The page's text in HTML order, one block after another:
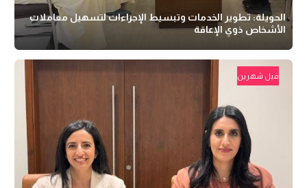
الحويلة: تطوير الخدمات وتبسيط الإجراءات لتسهيل معاملات
الأشخاص ذوي الإعاقة
قبل شهرين